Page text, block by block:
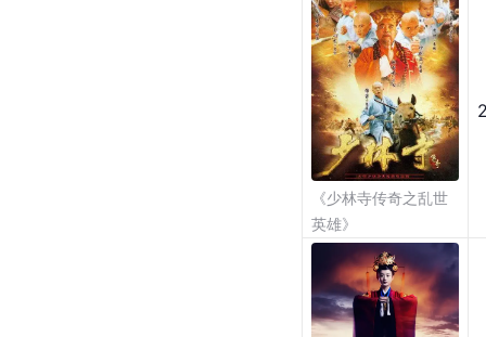
《少林寺传奇之乱世
英雄》